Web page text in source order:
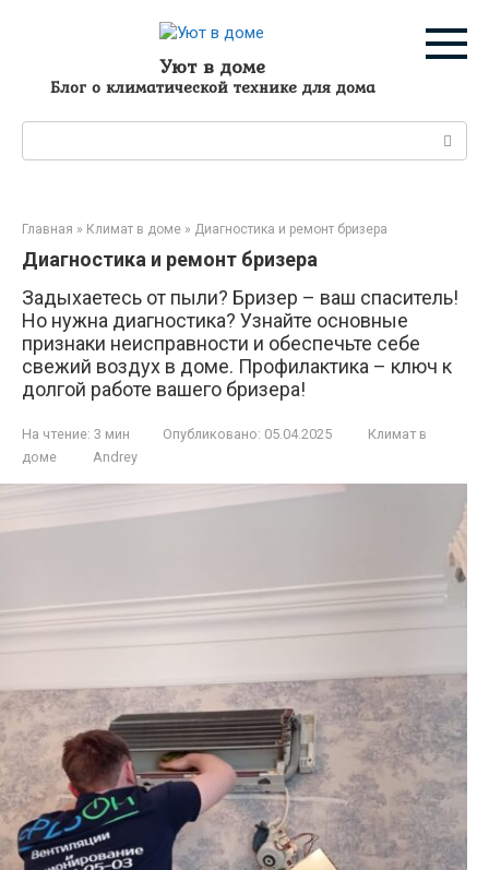
Уют в доме
Блог о климатической технике для дома
Главная » Климат в доме » Диагностика и ремонт бризера
Диагностика и ремонт бризера
Задыхаетесь от пыли? Бризер – ваш спаситель!
Но нужна диагностика? Узнайте основные
признаки неисправности и обеспечьте себе
свежий воздух в доме. Профилактика – ключ к
долгой работе вашего бризера!
На чтение: 3 мин Опубликовано: 05.04.2025
Климат в
доме
Andrey